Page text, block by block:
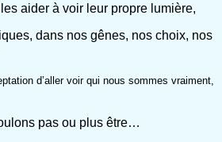
aider à voir leur propre lumière,
dans nos gênes, nos choix, nos
d’aller voir qui nous sommes vraiment,
pas ou plus être…